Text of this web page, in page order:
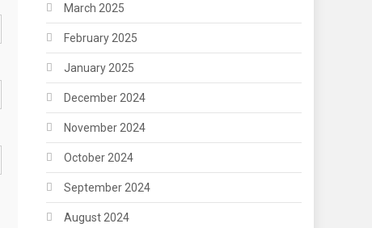
March 2025
February 2025
January 2025
December 2024
November 2024
October 2024
September 2024
August 2024